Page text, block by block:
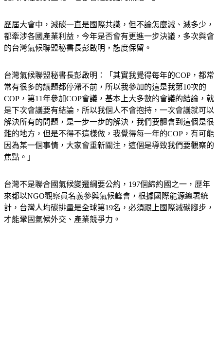
歷屆大會中，減碳一直是國際共識，但不論怎麼減、減多少，
都牽涉各國產業利益，今年是否會有更進一步決議，多次與會
的台灣氣候聯盟秘書長彭啟明，態度保留。
台灣氣候聯盟秘書長彭啟明：「其實我覺得每年的COP，都常
常有很多的議題都停滯不前，所以我參加的這是我第10次的
COP，第11年參加COP會議，基本上大多數的會議的結論，就
是下次會議要有結論，所以我個人不會抱持，一次會議就可以
解決所有的問題，是一步一步的解決，我們要體會到這個是很
難的地方，但是不得不這樣做，我覺得每一年的COP，有可能
因為某一個事情，大家會重新關注，這個是導致我們要觀察的
焦點。」
台灣不是聯合國氣候變遷綱要公約，197個締約國之一，歷年
來都以NGO觀察員名義參與氣候峰會，根據國際能源總署統
計，台灣人均碳排量是全球第19名，必須跟上國際減碳腳步，
才能鞏固氣候外交、產業競爭力。